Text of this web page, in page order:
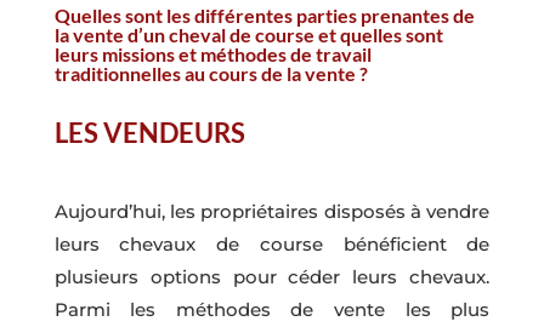
Quelles sont les différentes parties prenantes de
la vente d’un cheval de course et quelles sont
leurs missions et méthodes de travail
traditionnelles au cours de la vente ?
LES VENDEURS
Aujourd’hui, les propriétaires disposés à vendre
leurs chevaux de course bénéficient de
plusieurs options pour céder leurs chevaux.
Parmi les méthodes de vente les plus